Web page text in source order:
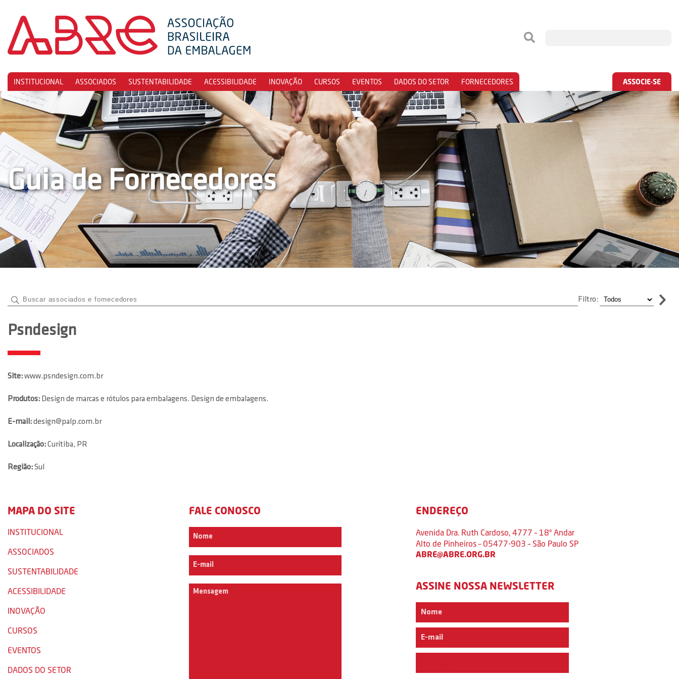
INSTITUCIONAL ASSOCIADOS SUSTENTABILIDADE ACESSIBILIDADE INOVAÇÃO CURSOS EVENTOS DADOS DO SETOR FORNECEDORES ASSOCIE-SE
Guia de Fornecedores
Filtro:
Psndesign
Site:www.psndesign.com.br
Produtos: Design de marcas e rótulos para embalagens. Design de embalagens.
E-mail:design@palp.com.br
Localização:Curitiba, PR
Região:Sul
MAPA DO SITE
INSTITUCIONAL
ASSOCIADOS
SUSTENTABILIDADE
ACESSIBILIDADE
INOVAÇÃO
CURSOS
EVENTOS
DADOS DO SETOR
FALE CONOSCO ENDEREÇO
Avenida Dra. Ruth Cardoso, 4777 – 18º Andar
Alto de Pinheiros – 05477-903 – São Paulo SP
ABRE@ABRE.ORG.BR
ASSINE NOSSA NEWSLETTER